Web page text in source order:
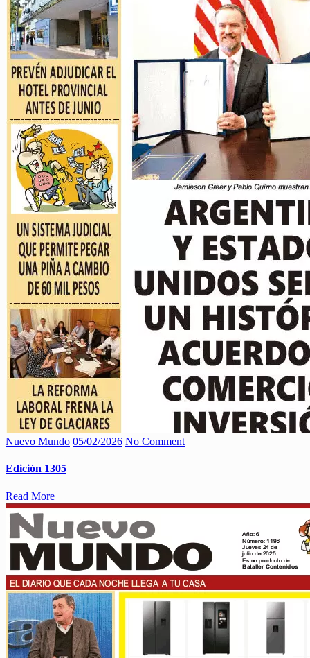
Nuevo Mundo 05/02/2026 No Comment
Edición 1305
Read More